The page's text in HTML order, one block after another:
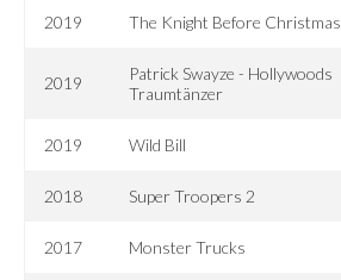
2019 The Knight Before Christmas
2019
Patrick Swayze - Hollywoods
Traumtänzer
2019 Wild Bill
2018 Super Troopers 2
2017 Monster Trucks